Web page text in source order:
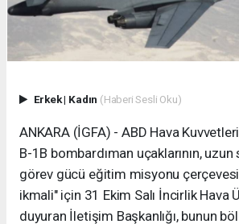
Erkek| Kadın (Haberi Sesli Oku)
ANKARA (İGFA) - ABD Hava
B-1B bombardıman uçaklarının,
görev gücü eğitim misyonu
ikmali" için 31 Ekim Salı İncirlik Hava
duyuran İletişim Başkanlığı, bunun